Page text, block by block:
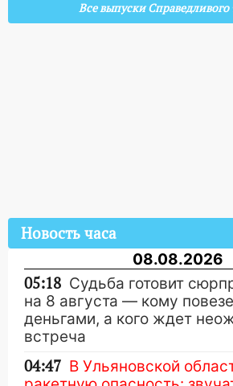
Все выпуски Справедливого
Новость часа
08.08.2026
05:18 Судьба готовит
на 8 августа — кому
деньгами, а кого ждет
встреча
04:47 В Ульяновской